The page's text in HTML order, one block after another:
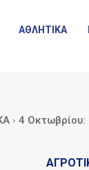
ΑΘΛΗΤΙΚΑ
4